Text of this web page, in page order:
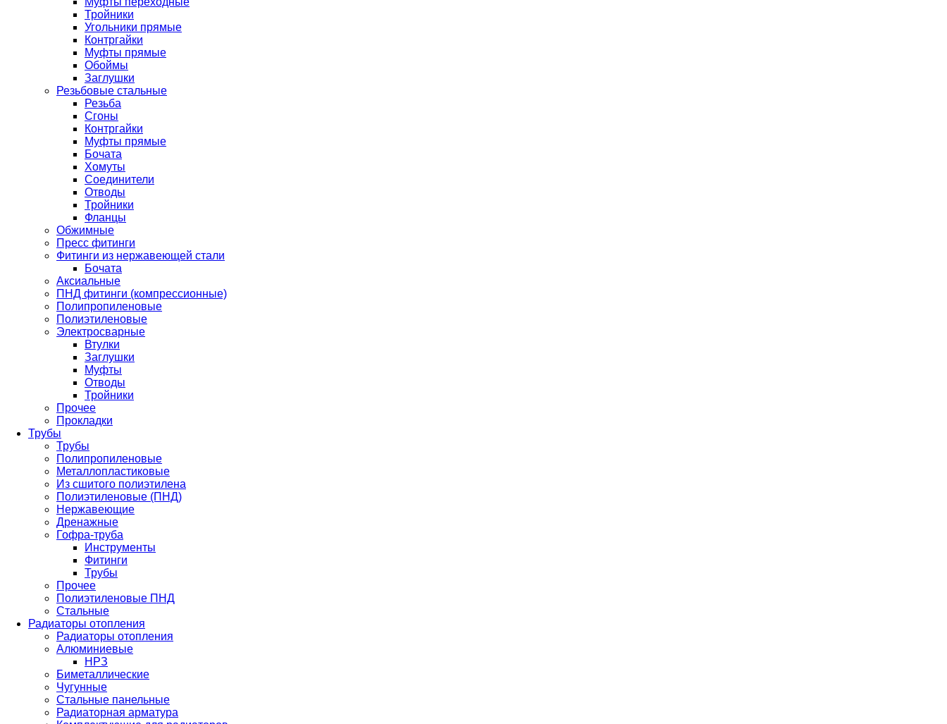
Тройники
Угольники прямые
Контргайки
Муфты прямые
Обоймы
Заглушки
Резьбовые стальные
Резьба
Сгоны
Контргайки
Муфты прямые
Бочата
Хомуты
Соединители
Отводы
Тройники
Фланцы
Обжимные
Пресс фитинги
Фитинги из нержавеющей стали
Бочата
Аксиальные
ПНД фитинги (компрессионные)
Полипропиленовые
Полиэтиленовые
Электросварные
Втулки
Заглушки
Муфты
Отводы
Тройники
Прочее
Прокладки
Трубы
Трубы
Полипропиленовые
Металлопластиковые
Из сшитого полиэтилена
Полиэтиленовые (ПНД)
Нержавеющие
Дренажные
Гофра-труба
Инструменты
Фитинги
Трубы
Прочее
Полиэтиленовые ПНД
Стальные
Радиаторы отопления
Радиаторы отопления
Алюминиевые
НРЗ
Биметаллические
Чугунные
Стальные панельные
Радиаторная арматура